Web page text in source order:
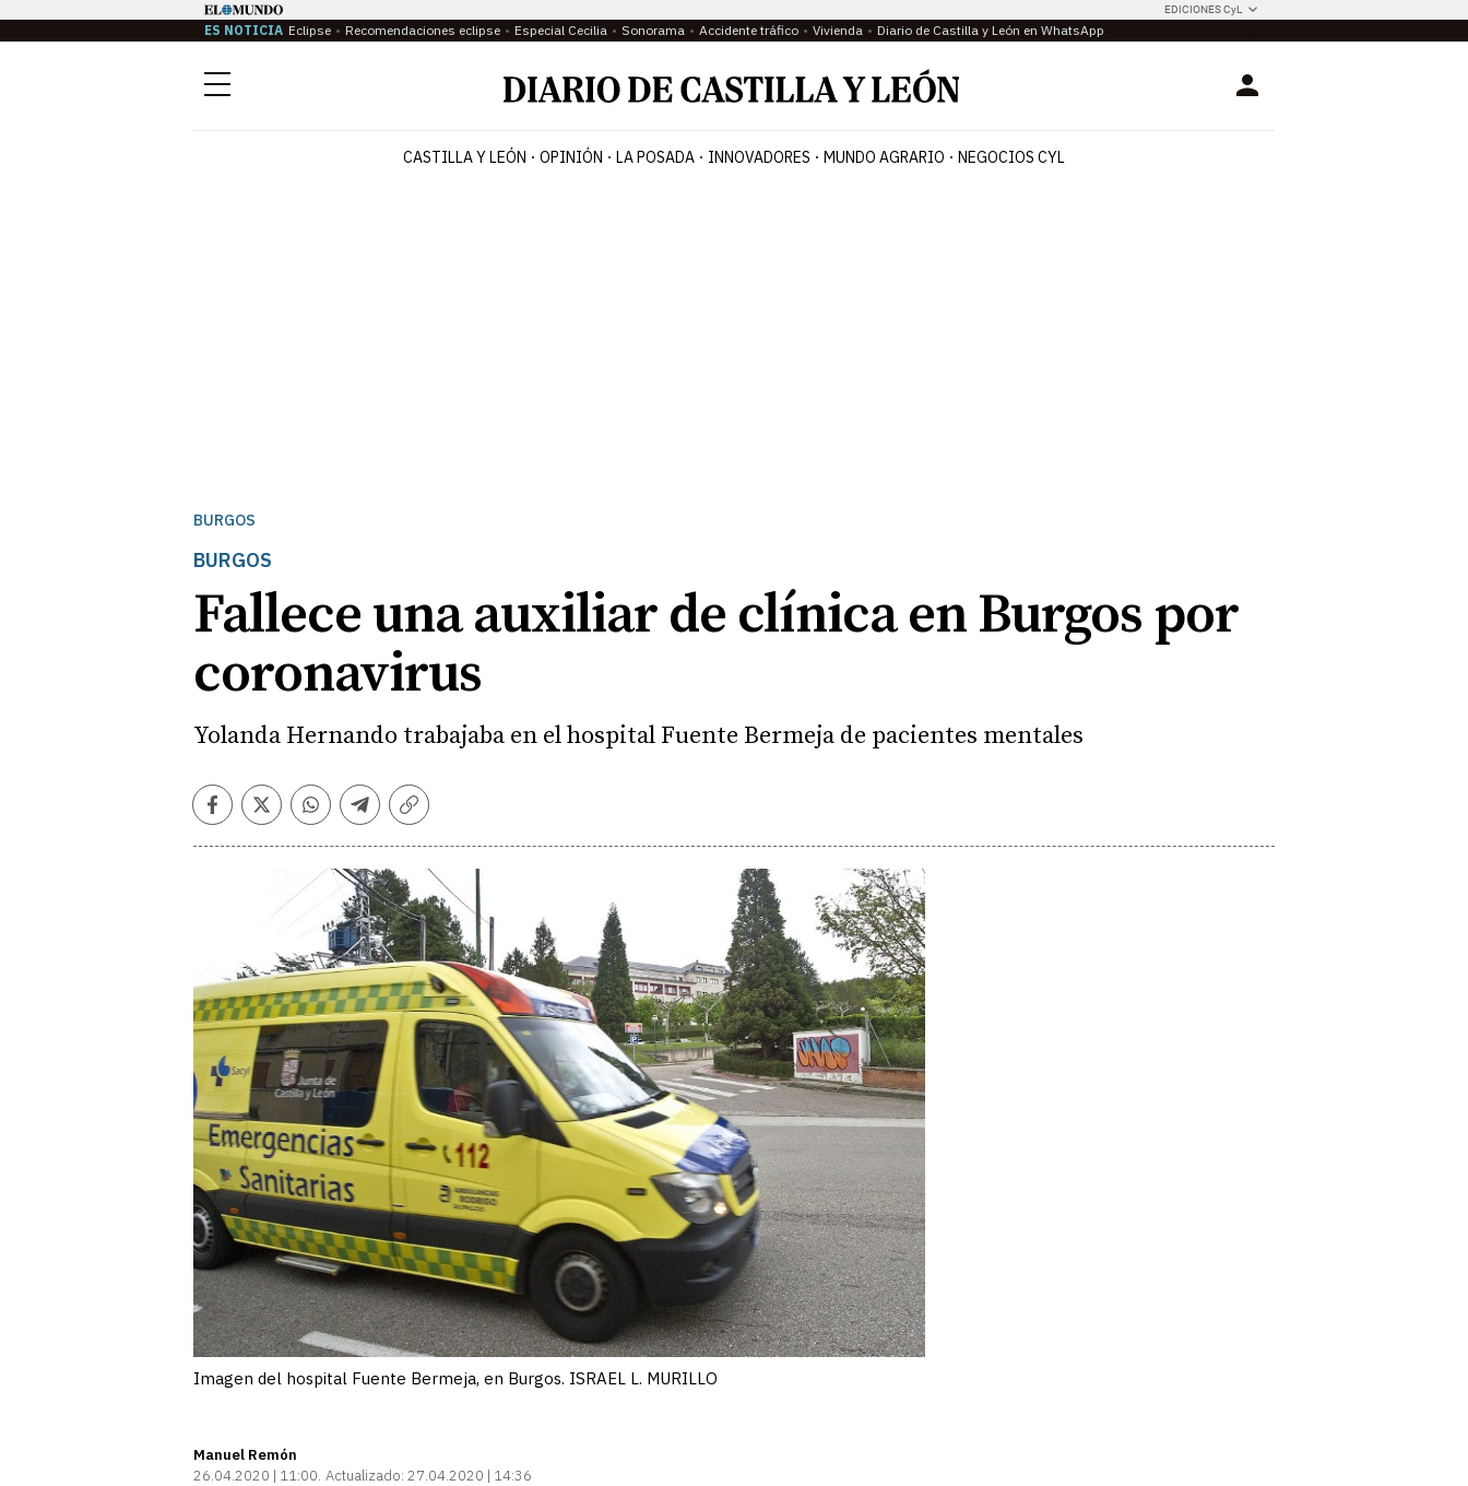
EDICIONES CyL
ES NOTICIA Eclipse Recomendaciones eclipse Especial Cecilia Sonorama Accidente tráfico Vivienda Diario de Castilla y León en WhatsApp
Menú Login
CASTILLA Y LEÓN OPINIÓN LA POSADA INNOVADORES MUNDO AGRARIO NEGOCIOS CYL
BURGOS
BURGOS
Fallece una auxiliar de clínica en Burgos por
coronavirus
Yolanda Hernando trabajaba en el hospital Fuente Bermeja de pacientes mentales
Facebook
TwitterWhatsapp
Telegram
Copiar
Imagen del hospital Fuente Bermeja, en Burgos. ISRAEL L. MURILLO
Manuel Remón
26.04.2020 | 11:00 Actualizado: 27.04.2020 | 14:36